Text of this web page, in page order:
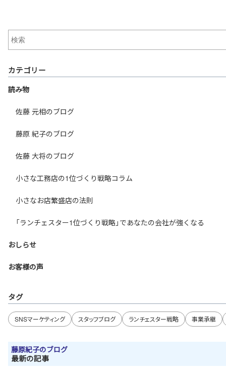
カテゴリー
読み物
佐藤 元相のブログ
藤原 紀子のブログ
佐藤 大将のブログ
小さな工務店の1位づくり戦略コラム
小さなお店繁盛店の法則
「ランチェスター1位づくり戦略」であなたの会社が強くなる
おしらせ
お客様の声
タグ
SNSマーケティング スタッフブログ ランチェスター戦略 事業承継
藤原紀子のブログ
最新の記事